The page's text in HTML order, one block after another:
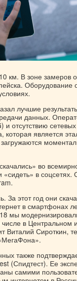
км. В зоне замеров
Оборудование
лучшие
данных.
и отсутствию
которая является
во
в
За этот год они
в смартфонах
мы
в Центральном
Виталий Сироткин,
также
(Спидтест). Ее
самими